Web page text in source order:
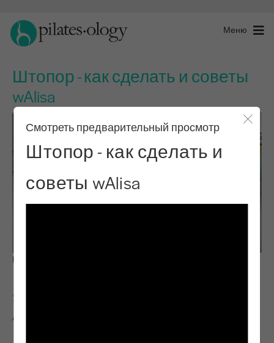
Меню
Штопор - как сделать и советы
wAlisa
Смотреть предварительный просмотр
Штопор - как сделать и
советы wAlisa
Наблюдай и учись
УЧИТЕЛЬ
Алиса Уайатт